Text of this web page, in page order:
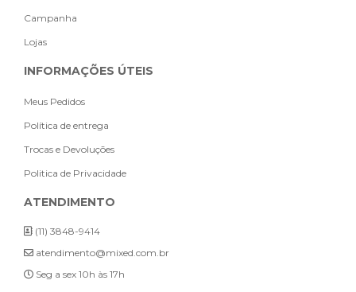
Campanha
Lojas
INFORMAÇÕES ÚTEIS
Meus Pedidos
Política de entrega
Trocas e Devoluções
Politica de Privacidade
ATENDIMENTO
(11) 3848-9414
atendimento@mixed.com.br
Seg a sex 10h às 17h